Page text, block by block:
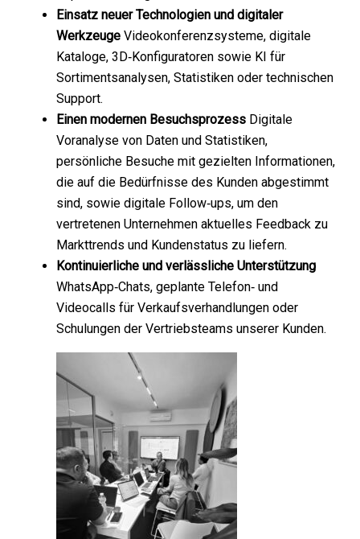
Einsatz neuer Technologien und digitaler
Werkzeuge Videokonferenzsysteme, digitale
Kataloge, 3D‑Konfiguratoren sowie KI für
Sortimentsanalysen, Statistiken oder technischen
Support.
Einen modernen Besuchsprozess Digitale
Voranalyse von Daten und Statistiken,
persönliche Besuche mit gezielten Informationen,
die auf die Bedürfnisse des Kunden abgestimmt
sind, sowie digitale Follow‑ups, um den
vertretenen Unternehmen aktuelles Feedback zu
Markttrends und Kundenstatus zu liefern.
Kontinuierliche und verlässliche Unterstützung
WhatsApp‑Chats, geplante Telefon‑ und
Videocalls für Verkaufsverhandlungen oder
Schulungen der Vertriebsteams unserer Kunden.